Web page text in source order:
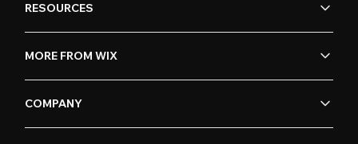
RESOURCES
MORE FROM WIX
COMPANY